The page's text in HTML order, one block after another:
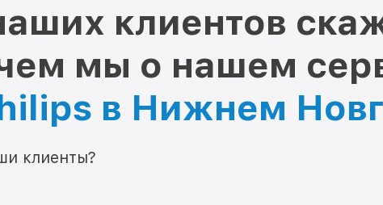
клиентов
мы о нашем
в Нижнем
клиенты?